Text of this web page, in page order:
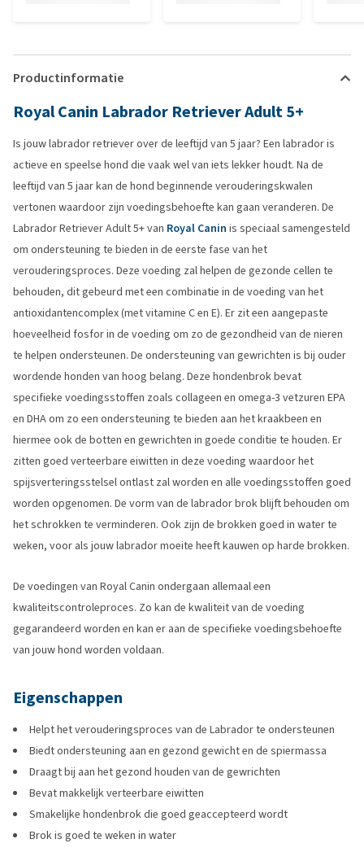
Productinformatie
Royal Canin Labrador Retriever Adult 5+
Is jouw labrador retriever over de leeftijd van 5 jaar? Een labrador is
actieve en speelse hond die vaak wel van iets lekker houdt. Na de
leeftijd van 5 jaar kan de hond beginnende verouderingskwalen
vertonen waardoor zijn voedingsbehoefte kan gaan veranderen. De
Labrador Retriever Adult 5+ van Royal Canin is speciaal samengesteld
om ondersteuning te bieden in de eerste fase van het
verouderingsproces. Deze voeding zal helpen de gezonde cellen te
behouden, dit gebeurd met een combinatie in de voeding van het
antioxidantencomplex (met vitamine C en E). Er zit een aangepaste
hoeveelheid fosfor in de voeding om zo de gezondheid van de nieren
te helpen ondersteunen. De ondersteuning van gewrichten is bij ouder
wordende honden van hoog belang. Deze hondenbrok bevat
specifieke voedingsstoffen zoals collageen en omega-3 vetzuren EPA
en DHA om zo een ondersteuning te bieden aan het kraakbeen en
hiermee ook de botten en gewrichten in goede conditie te houden. Er
zitten goed verteerbare eiwitten in deze voeding waardoor het
spijsverteringsstelsel ontlast zal worden en alle voedingsstoffen goed
worden opgenomen. De vorm van de labrador brok blijft behouden om
het schrokken te verminderen. Ook zijn de brokken goed in water te
weken, voor als jouw labrador moeite heeft kauwen op harde brokken.
De voedingen van Royal Canin ondergaan allemaal een
kwaliteitscontroleproces. Zo kan de kwaliteit van de voeding
gegarandeerd worden en kan er aan de specifieke voedingsbehoefte
van jouw hond worden voldaan.
Eigenschappen
Helpt het verouderingsproces van de Labrador te ondersteunen
Biedt ondersteuning aan en gezond gewicht en de spiermassa
Draagt bij aan het gezond houden van de gewrichten
Bevat makkelijk verteerbare eiwitten
Smakelijke hondenbrok die goed geaccepteerd wordt
Brok is goed te weken in water